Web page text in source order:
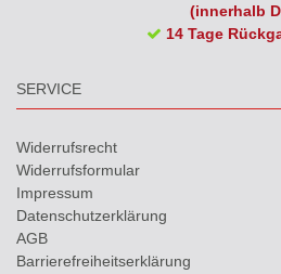
(innerhalb
14 Tage
SERVICE
Widerrufs­recht
Widerrufs­formular
Impressum
Daten­schutz­erklärung
AGB
Barrierefreiheitserklärung